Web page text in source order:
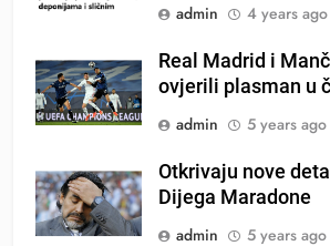
admin
4 years ago
Real Madrid i
ovjerili plasman u
admin
5 years ago
Otkrivaju nove
Dijega Maradone
admin
5 years ago